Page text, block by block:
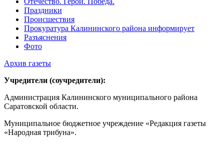
Праздники
Происшествия
Прокуратура Калининского района информирует
Разъяснения
Фото
Архив газеты
Учредители (соучредители):
Администрация Калининского муниципального района
Саратовской области.
Муниципальное бюджетное учреждение «Редакция газеты
«Народная трибуна».